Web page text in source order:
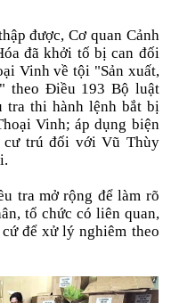
được, Cơ quan Cảnh
đã khởi tố bị can đối
Vinh về tội "Sản xuất,
theo Điều 193 Bộ luật
tra thi hành lệnh bắt bị
Vinh; áp dụng biện
cư trú đối với Vũ Thùy
tra mở rộng để làm rõ
tổ chức có liên quan,
để xử lý nghiêm theo